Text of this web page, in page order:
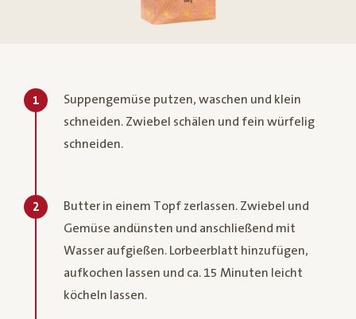
1
Suppengemüse putzen, waschen und klein
schneiden. Zwiebel schälen und fein würfelig
schneiden.
2
Butter in einem Topf zerlassen. Zwiebel und
Gemüse andünsten und anschließend mit
Wasser aufgießen. Lorbeerblatt hinzufügen,
aufkochen lassen und ca. 15 Minuten leicht
köcheln lassen.